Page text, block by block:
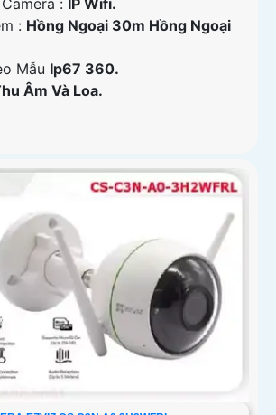
: IP Wifi.
: Hồng Ngoại 30m Hồng Ngoại
Mẫu Ip67 360.
Âm Và Loa.